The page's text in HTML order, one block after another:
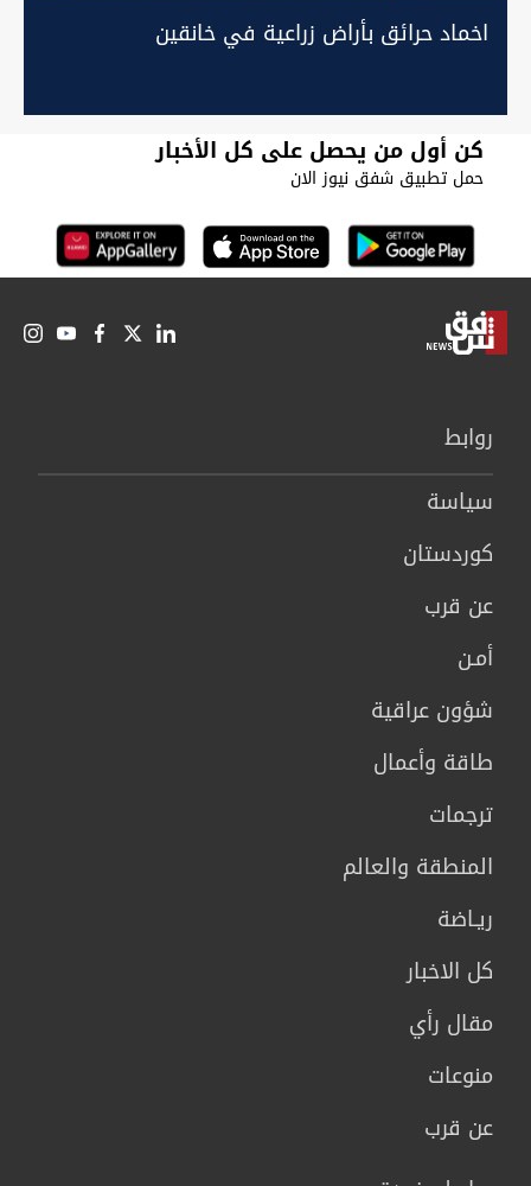
اخماد حرائق بأراض زراعية في خانقين
كن أول من يحصل على كل الأخبار
حمل تطبيق شفق نيوز الان
روابط
سیاسة
كوردستان
عن قرب
أمـن
شؤون عراقية
طاقة وأعمال
ترجمات
المنطقة والعالم
ريـاضة
كل الاخبار
مقال رأي
منوعات
عن قرب